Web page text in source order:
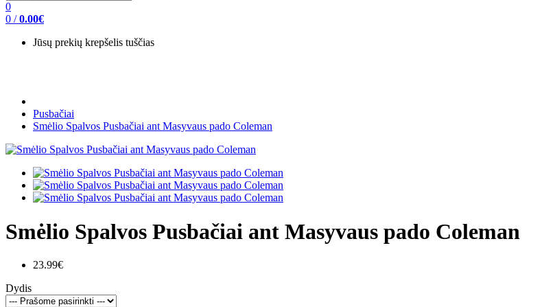
0
0 / 0.00€
Jūsų prekių krepšelis tuščias
Pusbačiai
Smėlio Spalvos Pusbačiai ant Masyvaus pado Coleman
Smėlio Spalvos Pusbačiai ant Masyvaus pado Coleman
23.99€
Dydis